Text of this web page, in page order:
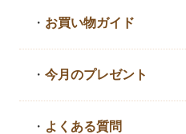
・ お買い物ガイド
・今月のプレゼント
・ よくある質問